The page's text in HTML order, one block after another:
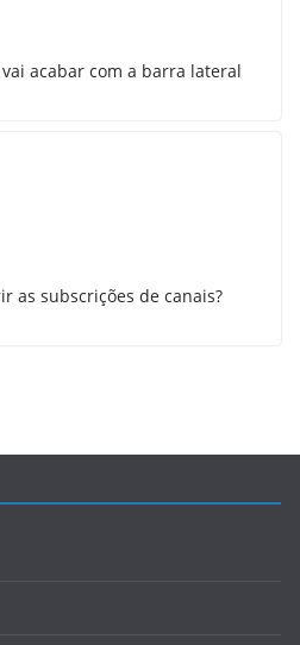
acabar com a barra lateral
as subscrições de canais?